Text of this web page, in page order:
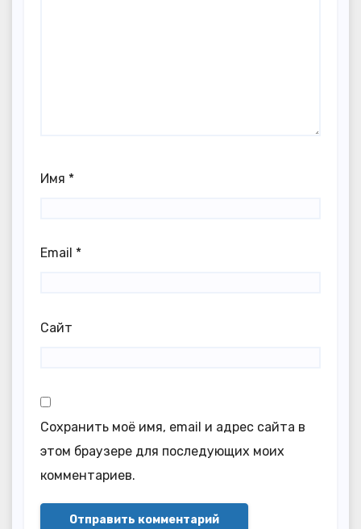
Имя *
Email *
Сайт
Сохранить моё имя, email и адрес сайта в
этом браузере для последующих моих
комментариев.